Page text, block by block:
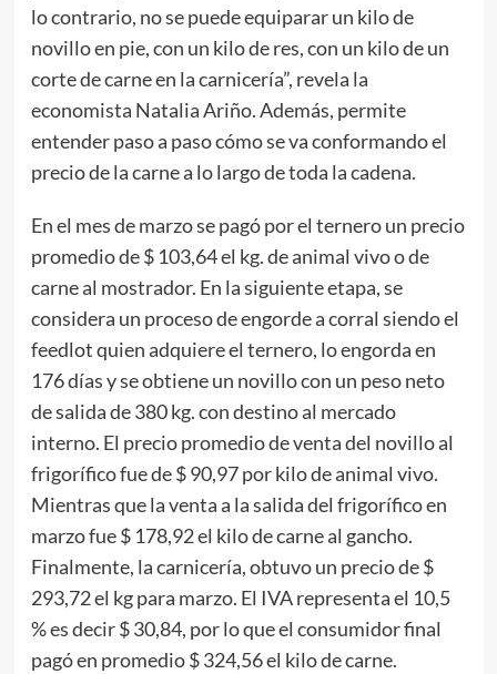
lo contrario, no se puede equiparar un kilo de
novillo en pie, con un kilo de res, con un kilo de un
corte de carne en la carnicería”, revela la
economista Natalia Ariño. Además, permite
entender paso a paso cómo se va conformando el
precio de la carne a lo largo de toda la cadena.
En el mes de marzo se pagó por el ternero un precio
promedio de $ 103,64 el kg. de animal vivo o de
carne al mostrador. En la siguiente etapa, se
considera un proceso de engorde a corral siendo el
feedlot quien adquiere el ternero, lo engorda en
176 días y se obtiene un novillo con un peso neto
de salida de 380 kg. con destino al mercado
interno. El precio promedio de venta del novillo al
frigorífico fue de $ 90,97 por kilo de animal vivo.
Mientras que la venta a la salida del frigorífico en
marzo fue $ 178,92 el kilo de carne al gancho.
Finalmente, la carnicería, obtuvo un precio de $
293,72 el kg para marzo. El IVA representa el 10,5
% es decir $ 30,84, por lo que el consumidor final
pagó en promedio $ 324,56 el kilo de carne.